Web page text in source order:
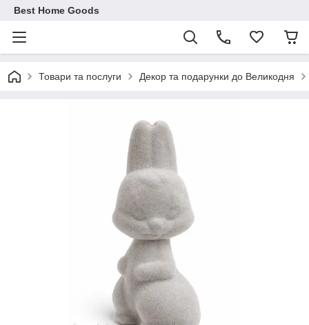
Best Home Goods
Товари та послуги Декор та подарунки до Великодня